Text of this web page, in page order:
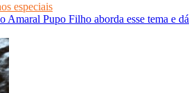
especiais
Amaral Pupo Filho aborda esse tema e